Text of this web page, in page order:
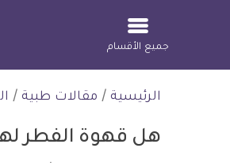
جميع الأقسام
الرئيسية / مقالات طبية /
هل قهوة الفطر